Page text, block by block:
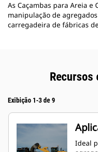
As Caçambas para Areia e
manipulação de
carregadeira de fábricas
Recursos
Exibição 1-3 de 9
Ideal